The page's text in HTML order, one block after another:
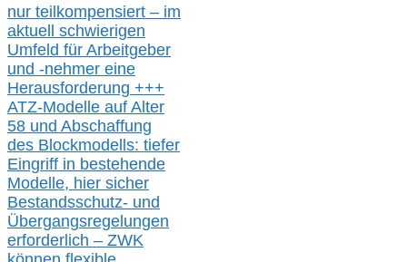
nur teilkompensiert – im
aktuell schwierigen
Umfeld für Arbeitgeber
und -nehmer eine
Herausforderung +++
ATZ-Modelle auf Alter
58 und Abschaffung
des Blockmodells: tiefer
Eingriff in bestehende
Modelle, hier sicher
Bestandsschutz- und
Übergangsregelungen
erforderlich – ZWK